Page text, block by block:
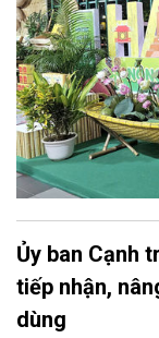
Ủy ban Cạnh
tiếp nhận,
dùng